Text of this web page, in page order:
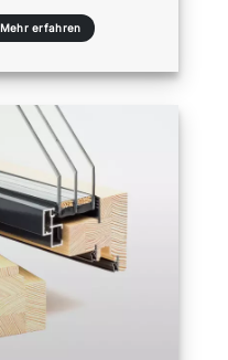
Mehr erfahren